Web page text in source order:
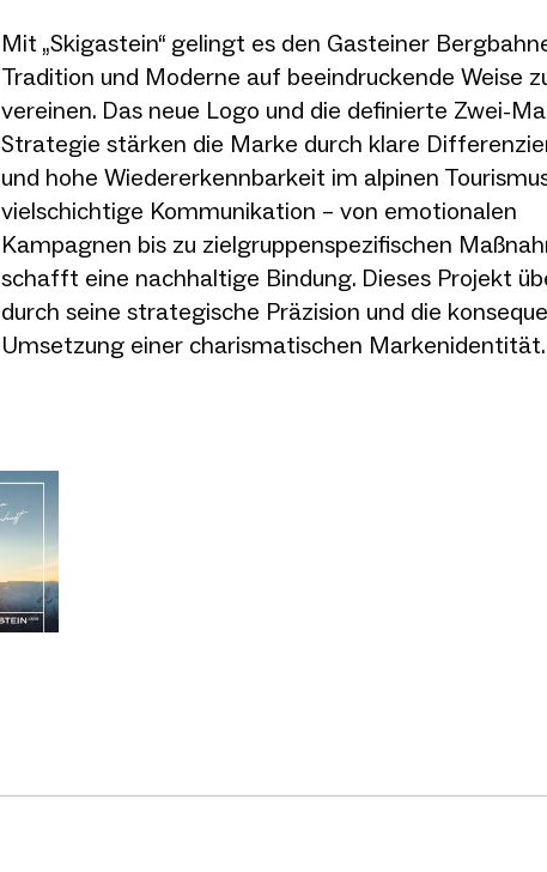
Mit „Skigastein“ gelingt es den Gasteiner
Tradition und Moderne auf beeindruckende Weise
vereinen. Das neue Logo und die definierte Zwei-
Strategie stärken die Marke durch klare
und hohe Wiedererkennbarkeit im alpinen
vielschichtige Kommunikation – von emotionalen
Kampagnen bis zu zielgruppenspezifischen
schafft eine nachhaltige Bindung. Dieses Projekt
durch seine strategische Präzision und die
Umsetzung einer charismatischen Markenidentität.